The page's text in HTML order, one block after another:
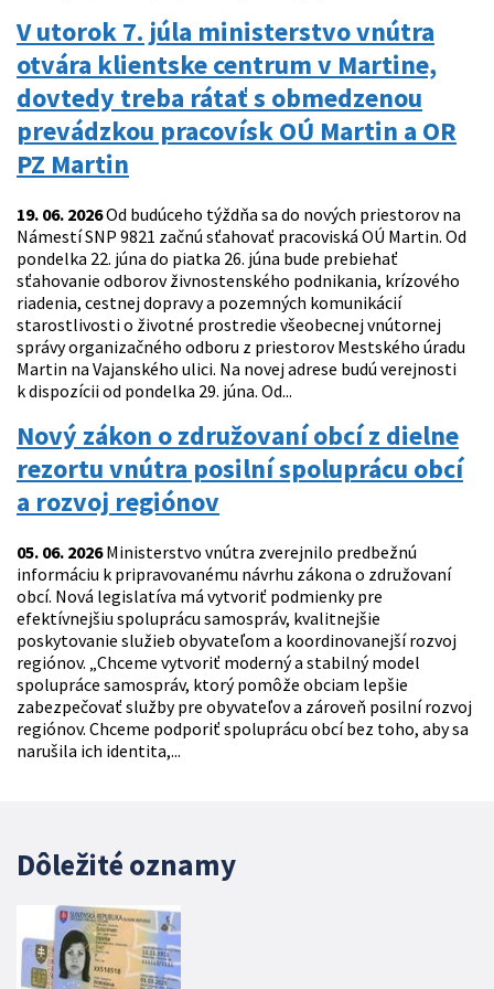
V utorok 7. júla ministerstvo vnútra
otvára klientske centrum v Martine,
dovtedy treba rátať s obmedzenou
prevádzkou pracovísk OÚ Martin a OR
PZ Martin
19. 06. 2026Od budúceho týždňa sa do nových priestorov na
Námestí SNP 9821 začnú sťahovať pracoviská OÚ Martin. Od
pondelka 22. júna do piatka 26. júna bude prebiehať
sťahovanie odborov živnostenského podnikania, krízového
riadenia, cestnej dopravy a pozemných komunikácií
starostlivosti o životné prostredie všeobecnej vnútornej
správy organizačného odboru z priestorov Mestského úradu
Martin na Vajanského ulici. Na novej adrese budú verejnosti
k dispozícii od pondelka 29. júna. Od...
Nový zákon o združovaní obcí z dielne
rezortu vnútra posilní spoluprácu obcí
a rozvoj regiónov
05. 06. 2026Ministerstvo vnútra zverejnilo predbežnú
informáciu k pripravovanému návrhu zákona o združovaní
obcí. Nová legislatíva má vytvoriť podmienky pre
efektívnejšiu spoluprácu samospráv, kvalitnejšie
poskytovanie služieb obyvateľom a koordinovanejší rozvoj
regiónov. „Chceme vytvoriť moderný a stabilný model
spolupráce samospráv, ktorý pomôže obciam lepšie
zabezpečovať služby pre obyvateľov a zároveň posilní rozvoj
regiónov. Chceme podporiť spoluprácu obcí bez toho, aby sa
narušila ich identita,...
Dôležité oznamy